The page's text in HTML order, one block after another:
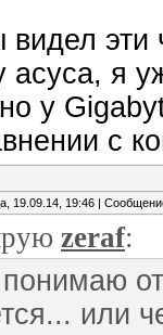
видел эти
асуса, я
у
с
19.09.14, 19:46 |
zeraf:
или